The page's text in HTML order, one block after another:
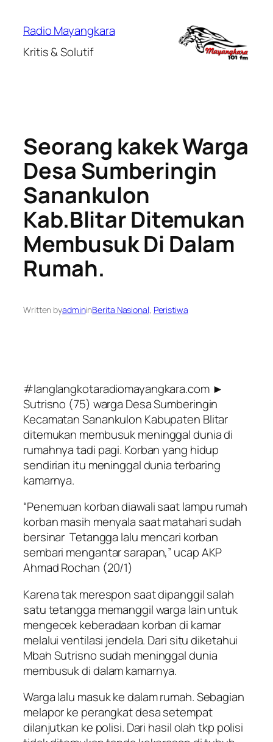
Radio Mayangkara
Kritis & Solutif
Seorang kakek Warga
Desa Sumberingin
Sanankulon
Kab.Blitar Ditemukan
Membusuk Di Dalam
Rumah.
Written byadmininBerita Nasional, Peristiwa
#langlangkotaradiomayangkara.com ►
Sutrisno (75) warga Desa Sumberingin
Kecamatan Sanankulon Kabupaten Blitar
ditemukan membusuk meninggal dunia di
rumahnya tadi pagi. Korban yang hidup
sendirian itu meninggal dunia terbaring
kamarnya.
“Penemuan korban diawali saat lampu rumah
korban masih menyala saat matahari sudah
bersinar Tetangga lalu mencari korban
sembari mengantar sarapan,” ucap AKP
Ahmad Rochan (20/1)
Karena tak merespon saat dipanggil salah
satu tetangga memanggil warga lain untuk
mengecek keberadaan korban di kamar
melalui ventilasi jendela. Dari situ diketahui
Mbah Sutrisno sudah meninggal dunia
membusuk di dalam kamarnya.
Warga lalu masuk ke dalam rumah. Sebagian
melapor ke perangkat desa setempat
dilanjutkan ke polisi. Dari hasil olah tkp polisi